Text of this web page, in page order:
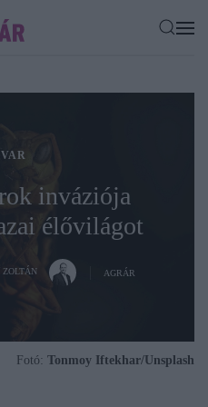
inváziója
élővilágot
ZOLTÁN AGRÁR
Fotó: Tonmoy Iftekhar/Unsplash